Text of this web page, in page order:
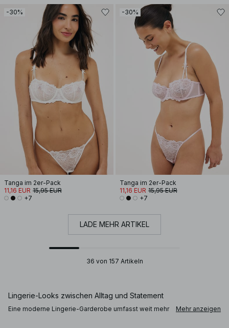
-30%
Tanga im 2er-Pack
11,16 EUR 15,95 EUR
+7
-30%
Tanga im 2er-Pack
11,16 EUR 15,95 EUR
+7
LADE MEHR ARTIKEL
36 von 157 Artikeln
Lingerie-Looks zwischen Alltag und Statement
Eine moderne Lingerie-Garderobe umfasst weit mehr
Mehr anzeigen